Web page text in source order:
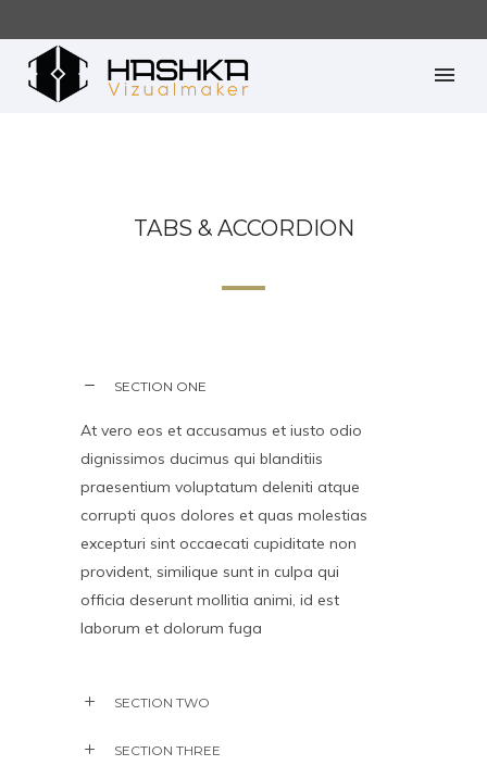
TABS & ACCORDION
SECTION ONE
At vero eos et accusamus et iusto odio
dignissimos ducimus qui blanditiis
praesentium voluptatum deleniti atque
corrupti quos dolores et quas molestias
excepturi sint occaecati cupiditate non
provident, similique sunt in culpa qui
officia deserunt mollitia animi, id est
laborum et dolorum fuga
SECTION TWO
SECTION THREE